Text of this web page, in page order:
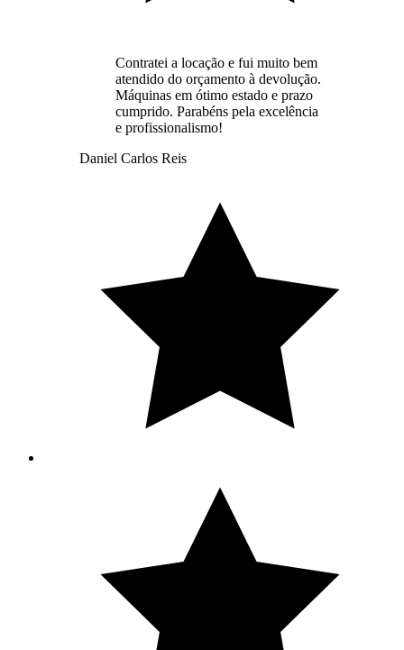
Contratei a locação e fui muito bem
atendido do orçamento à devolução.
Máquinas em ótimo estado e prazo
cumprido. Parabéns pela excelência
e profissionalismo!
Daniel Carlos Reis